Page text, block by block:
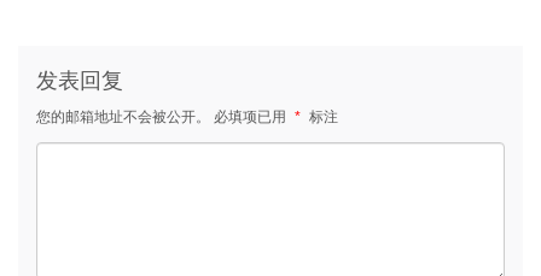
发表回复
您的邮箱地址不会被公开。 必填项已用 * 标注